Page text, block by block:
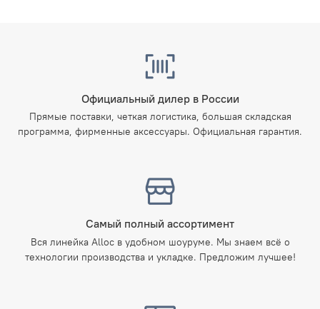
Официальный дилер в России
Прямые поставки, четкая логистика, большая складская
программа, фирменные аксессуары. Официальная гарантия.
Самый полный ассортимент
Вся линейка Alloc в удобном шоуруме. Мы знаем всё о
технологии производства и укладке. Предложим лучшее!